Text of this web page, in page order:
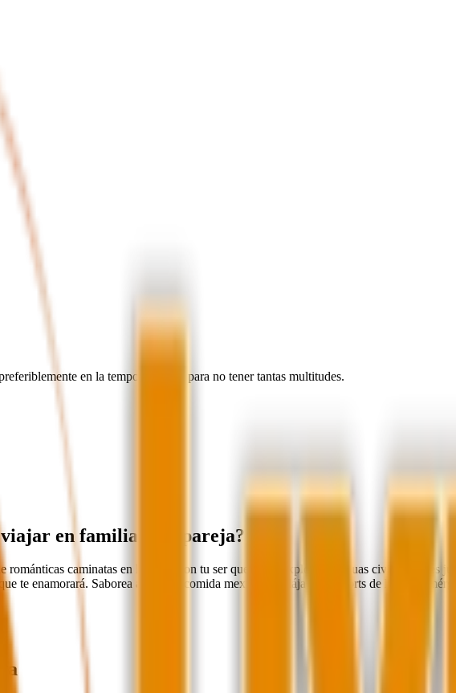
en la temporada baja para no tener tantas multitudes.
en familia o en pareja?
caminatas en la playa con tu ser querido o explorar antiguas civilizaciones
te enamorará. Saborea auténtica comida mexicana, relájate en resorts de lujo y